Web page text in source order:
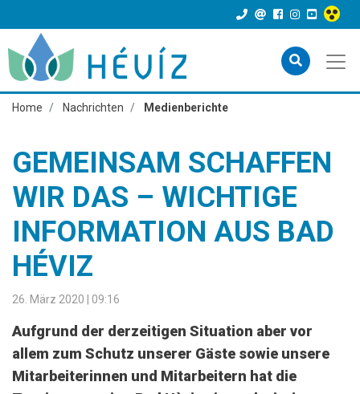
Home Nachrichten Medienberichte
GEMEINSAM SCHAFFEN
WIR DAS – WICHTIGE
INFORMATION AUS BAD
HÉVIZ
26. März 2020 | 09:16
Aufgrund der derzeitigen Situation aber vor
allem zum Schutz unserer Gäste sowie unsere
Mitarbeiterinnen und Mitarbeitern hat die